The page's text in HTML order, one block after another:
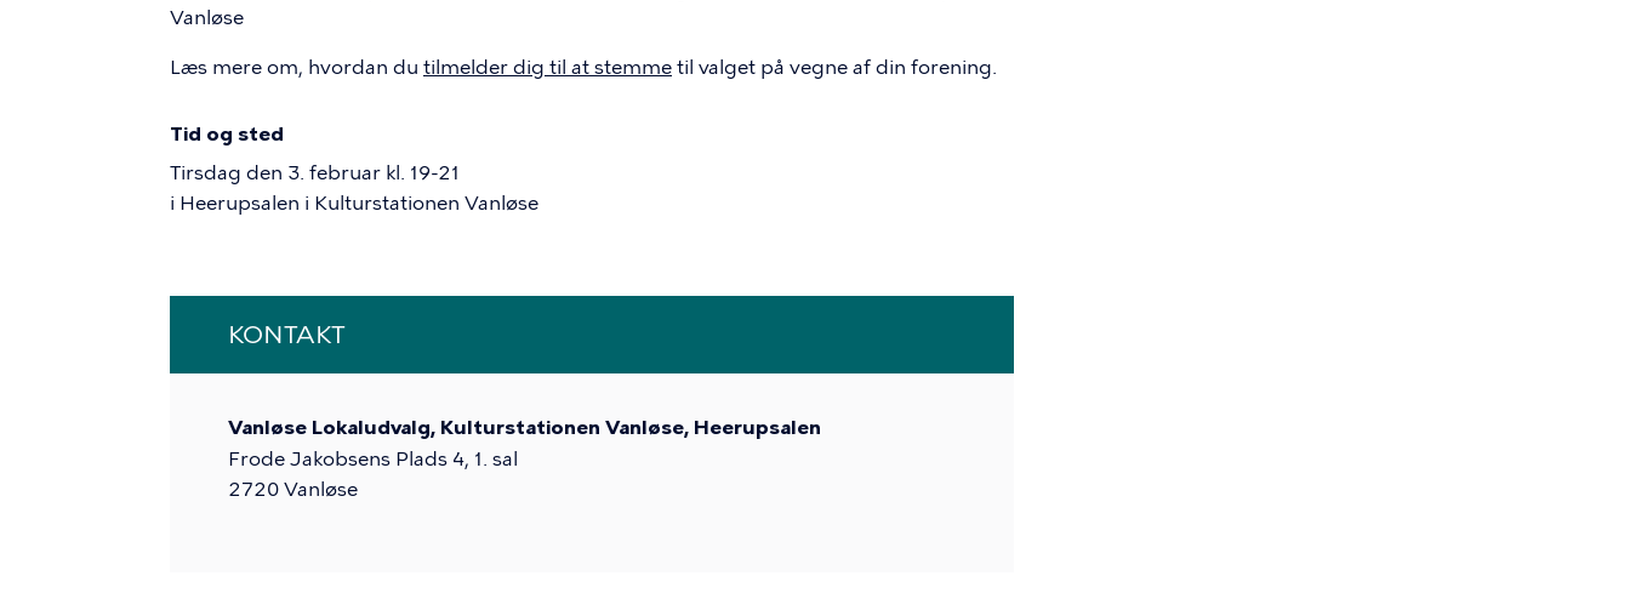
Vanløse
Læs mere om, hvordan du tilmelder dig til at stemme til valget på vegne af din forening.
Tid og sted
Tirsdag den 3. februar kl. 19-21
i Heerupsalen i Kulturstationen Vanløse
KONTAKT
Vanløse Lokaludvalg, Kulturstationen Vanløse, Heerupsalen
Frode Jakobsens Plads 4, 1. sal
2720 Vanløse